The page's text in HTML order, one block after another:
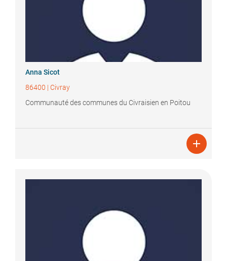
Anna Sicot
86400 | Civray
Communauté des communes du Civraisien en Poitou
